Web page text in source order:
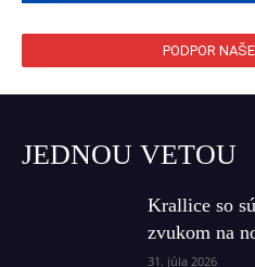
PODPOR
JEDNOU VETOU
Krallice so
zvukom na
31. júla 2026